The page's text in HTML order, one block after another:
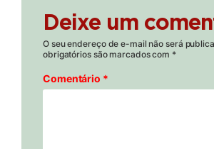
Deixe um
O seu endereço de e-mail não será
obrigatórios são marcados com *
Comentário *